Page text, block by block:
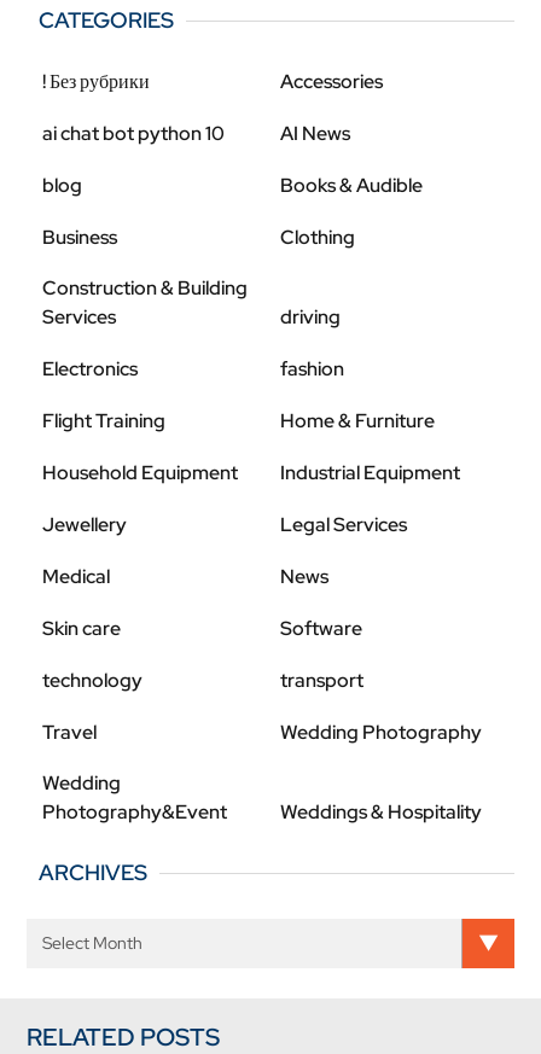
CATEGORIES
! Без рубрики Accessories
ai chat bot python 10 AI News
blog Books & Audible
Business
Clothing
Construction & Building
Services
driving
Electronics fashion
Flight Training Home & Furniture
Household Equipment Industrial Equipment
Jewellery Legal Services
Medical News
Skin care Software
technology transport
Travel
Wedding Photography
Wedding
Photography&Event
Weddings & Hospitality
ARCHIVES
RELATED POSTS